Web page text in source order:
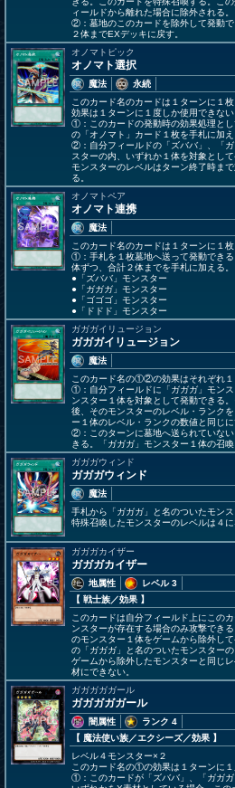
ィールドから離れた場合に除外される。
②：墓地のこのカードを除外して発動
２体までEXデッキに戻す。
オノマトピック
オノマト選択
魔法
永続
このカード名のカードは１ターンに１
効果は１ターンに１度しか使用できない
①：このカードの発動時の効果処理と
の「オノマト」カード１枚を手札に加え
②：自分フィールドの「ズババ」、「
スターの内、いずれか１体を対象とし
モンスターのレベルはターン終了時ま
る。
オノマトペア
オノマト連携
魔法
このカード名のカードは１ターンに１枚
①：手札を１枚墓地へ送って発動でき
体ずつ、合計２体までを手札に加える。
●「ズババ」モンスター
●「ガガガ」モンスター
●「ゴゴゴ」モンスター
●「ドドド」モンスター
ガガガイリュージョン
ガガガイリュージョン
魔法
このカード名の①②の効果はそれぞれ１
①：自分フィールドに「ガガガ」モン
ンスター１体を対象として発動できる
後、そのモンスターのレベル・ランク
ー１体のレベル・ランクの数値と同じに
②：このターンに墓地へ送られていな
きる。「ガガガ」モンスター１体の召喚
ガガガウィンド
ガガガウィンド
魔法
手札から「ガガガ」と名のついたモン
特殊召喚したモンスターのレベルは４に
ガガガカイザー
ガガガカイザー
地属性
レベル 3
【 戦士族／効果 】
このカードは自分フィールド上にこの
ンスターが存在する場合のみ攻撃でき
のモンスター１体をゲームから除外し
の「ガガガ」と名のついたモンスター
ゲームから除外したモンスターと同じ
材にできない。
ガガガガガール
ガガガガガール
闇属性
ランク 4
【 魔法使い族／エクシーズ／効果 】
レベル４モンスター×２
このカード名の①の効果は１ターンに１
①：このカードが「ズババ」、「ガガ